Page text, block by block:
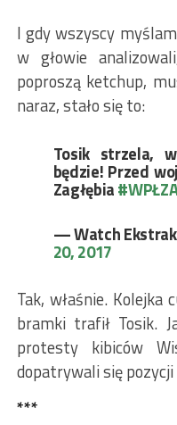
I gdy wszyscy
w głowie
poproszą ketchup,
naraz, stało się to:
Tosik strzela,
będzie! Przed
Zagłębia
— Watch
20, 2017
Tak, właśnie. Kolejka
bramki trafił Tosik.
protesty kibiców
dopatrywali się
***